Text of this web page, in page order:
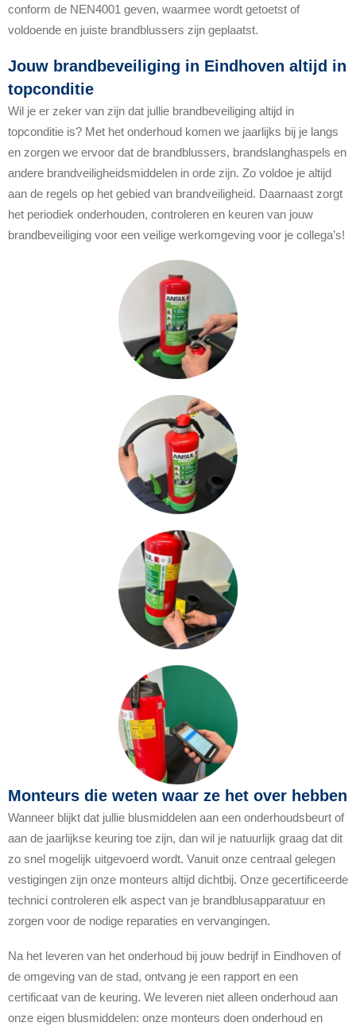
conform de NEN4001 geven, waarmee wordt getoetst of
voldoende en juiste brandblussers zijn geplaatst.
Jouw brandbeveiliging in Eindhoven altijd in
topconditie
Wil je er zeker van zijn dat jullie brandbeveiliging altijd in
topconditie is? Met het onderhoud komen we jaarlijks bij je langs
en zorgen we ervoor dat de brandblussers, brandslanghaspels en
andere brandveiligheidsmiddelen in orde zijn. Zo voldoe je altijd
aan de regels op het gebied van brandveiligheid. Daarnaast zorgt
het periodiek onderhouden, controleren en keuren van jouw
brandbeveiliging voor een veilige werkomgeving voor je collega’s!
Monteurs die weten waar ze het over hebben
Wanneer blijkt dat jullie blusmiddelen aan een onderhoudsbeurt of
aan de jaarlijkse keuring toe zijn, dan wil je natuurlijk graag dat dit
zo snel mogelijk uitgevoerd wordt. Vanuit onze centraal gelegen
vestigingen zijn onze monteurs altijd dichtbij. Onze gecertificeerde
technici controleren elk aspect van je brandblusapparatuur en
zorgen voor de nodige reparaties en vervangingen.
Na het leveren van het onderhoud bij jouw bedrijf in Eindhoven of
de omgeving van de stad, ontvang je een rapport en een
certificaat van de keuring. We leveren niet alleen onderhoud aan
onze eigen blusmiddelen: onze monteurs doen onderhoud en